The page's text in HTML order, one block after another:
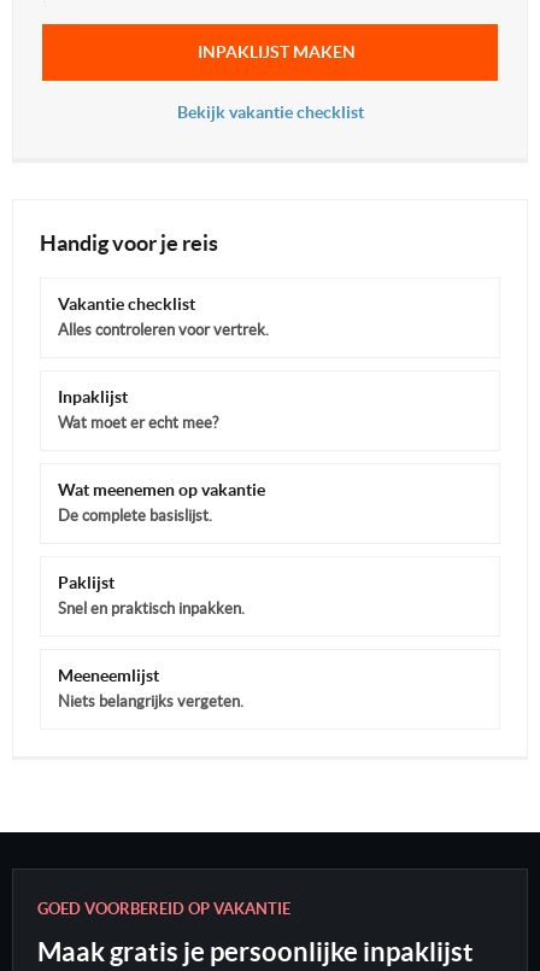
INPAKLIJST MAKEN
Bekijk vakantie checklist
Handig voor je reis
Vakantie checklist
Alles controleren voor vertrek.
Inpaklijst
Wat moet er echt mee?
Wat meenemen op vakantie
De complete basislijst.
Paklijst
Snel en praktisch inpakken.
Meeneemlijst
Niets belangrijks vergeten.
GOED VOORBEREID OP VAKANTIE
Maak gratis je persoonlijke inpaklijst